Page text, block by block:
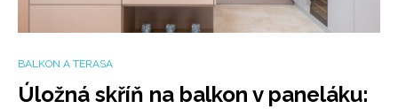
BALKON A TERASA
Úložná skříň na balkon v paneláku: